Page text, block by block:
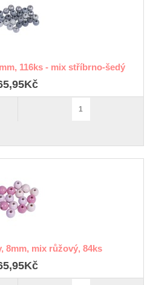
116ks - mix stříbrno-šedý
8mm, mix růžový, 84ks